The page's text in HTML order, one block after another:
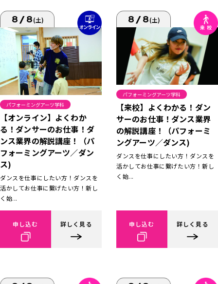
8/8(土)
パフォーミングアーツ学科
【オンライン】よくわか
る！ダンサーのお仕事！ダ
ンス業界の解説講座！（パ
フォーミングアーツ／ダン
ス)
ダンスを仕事にしたい方！ダンスを
活かしてお仕事に繋げたい方！新し
く始...
申し込む 詳しく見る
8/8(土)
パフォーミングアーツ学科
【来校】よくわかる！ダン
サーのお仕事！ダンス業界
の解説講座！（パフォーミ
ングアーツ／ダンス)
ダンスを仕事にしたい方！ダンスを
活かしてお仕事に繋げたい方！新し
く始...
申し込む 詳しく見る